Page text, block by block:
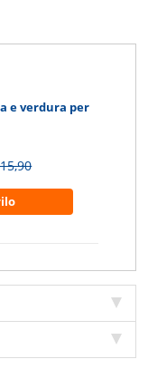
e verdura per